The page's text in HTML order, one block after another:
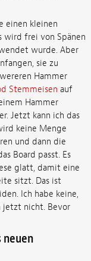
einen kleinen
wird frei von Spänen
wurde. Aber
sie zu
Hammer
Stemmeisen auf
Hammer
Jetzt kann ich das
keine Menge
und dann die
Board passt. Es
glatt, damit eine
sitzt. Das ist
Ich habe keine,
jetzt nicht. Bevor
neuen